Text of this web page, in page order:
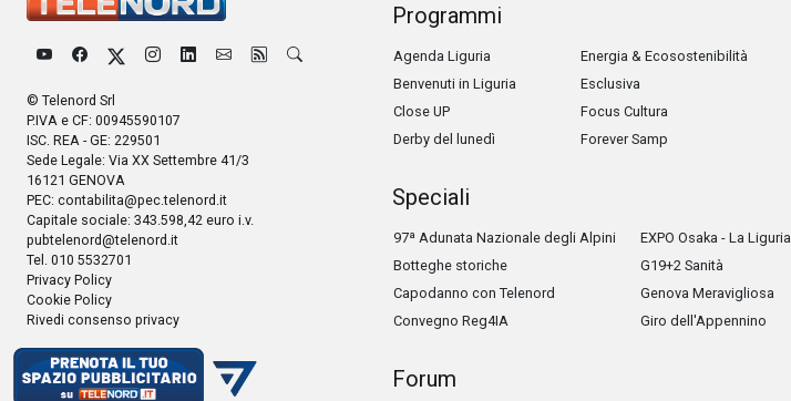
© Telenord Srl
P.IVA e CF: 00945590107
ISC. REA - GE: 229501
Sede Legale: Via XX Settembre 41/3
16121 GENOVA
PEC: contabilita@pec.telenord.it
Capitale sociale: 343.598,42 euro i.v.
pubtelenord@telenord.it
Tel. 010 5532701
Privacy Policy
Cookie Policy
Rivedi consenso privacy
Programmi
Agenda Liguria
Benvenuti in Liguria
Close UP
Derby del lunedì
Energia & Ecosostenibilità
Esclusiva
Focus Cultura
Forever Samp
Speciali
97ª Adunata Nazionale degli Alpini
Botteghe storiche
Capodanno con Telenord
Convegno Reg4IA
EXPO Osaka - La Liguria
G19+2 Sanità
Genova Meravigliosa
Giro dell'Appennino
Forum